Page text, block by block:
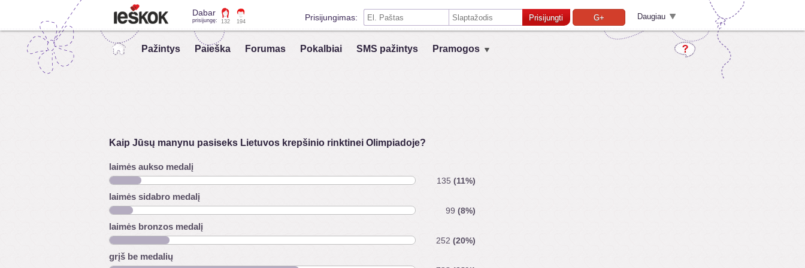
Dabar
prisijungę: 132 194 Prisijungimas: Prisijungti G+
Prisiminti mane šiame kompiuteryje
Daugiau
Pažintys Paieška Forumas Pokalbiai SMS pažintys Pramogos
Kaip Jūsų manynu pasiseks Lietuvos krepšinio rinktinei Olimpiadoje?
laimės aukso medalį
135 (11%)
laimės sidabro medalį
99 (8%)
laimės bronzos medalį
252 (20%)
grįš be medalių